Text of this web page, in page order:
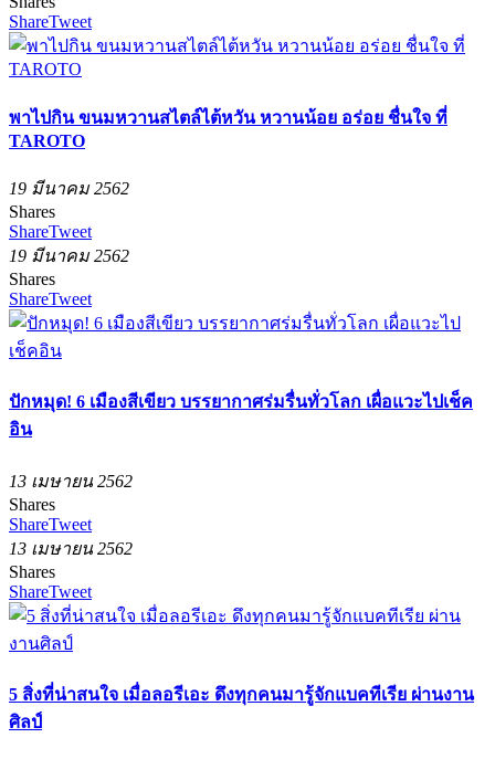
ShareTweet
พาไปกิน ขนมหวานสไตล์ไต้หวัน หวานน้อย อร่อย ชื่นใจ ที่
TAROTO
19 มีนาคม 2562
Shares
ShareTweet
19 มีนาคม 2562
Shares
ShareTweet
ปักหมุด! 6 เมืองสีเขียว บรรยากาศร่มรื่นทั่วโลก เผื่อแวะไปเช็ค
อิน
13 เมษายน 2562
Shares
ShareTweet
13 เมษายน 2562
Shares
ShareTweet
5 สิ่งที่น่าสนใจ เมื่อลอรีเอะ ดึงทุกคนมารู้จักแบคทีเรีย ผ่านงาน
ศิลป์